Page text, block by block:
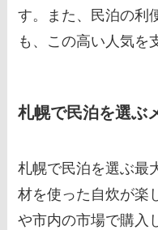
す。また、民泊の利
も、この高い人気を
札幌で民泊を選ぶ
札幌で民泊を選ぶ最
材を使った自炊が楽
や市内の市場で購入